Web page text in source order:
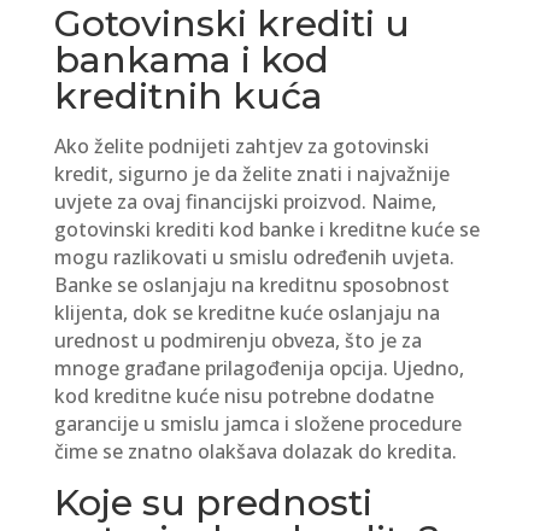
Gotovinski krediti u
bankama i kod
kreditnih kuća
Ako želite podnijeti zahtjev za gotovinski
kredit, sigurno je da želite znati i najvažnije
uvjete za ovaj financijski proizvod. Naime,
gotovinski krediti kod banke i kreditne kuće se
mogu razlikovati u smislu određenih uvjeta.
Banke se oslanjaju na kreditnu sposobnost
klijenta, dok se kreditne kuće oslanjaju na
urednost u podmirenju obveza, što je za
mnoge građane prilagođenija opcija. Ujedno,
kod kreditne kuće nisu potrebne dodatne
garancije u smislu jamca i složene procedure
čime se znatno olakšava dolazak do kredita.
Koje su prednosti